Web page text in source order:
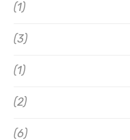
(1)
(3)
(1)
(2)
(6)